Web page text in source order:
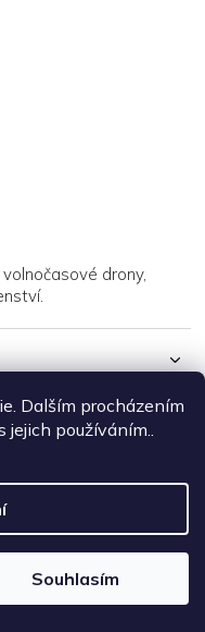
Dalším procházením
jejich používáním..
Souhlasím
drony,
práva vyhrazena.